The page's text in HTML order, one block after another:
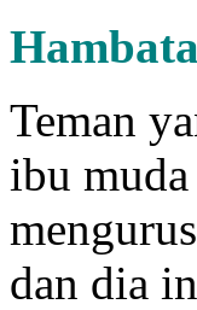
Teman
ibu
dan dia